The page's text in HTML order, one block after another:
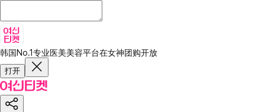
韩国No.1专业医美美容平台在女神团购开放
打开